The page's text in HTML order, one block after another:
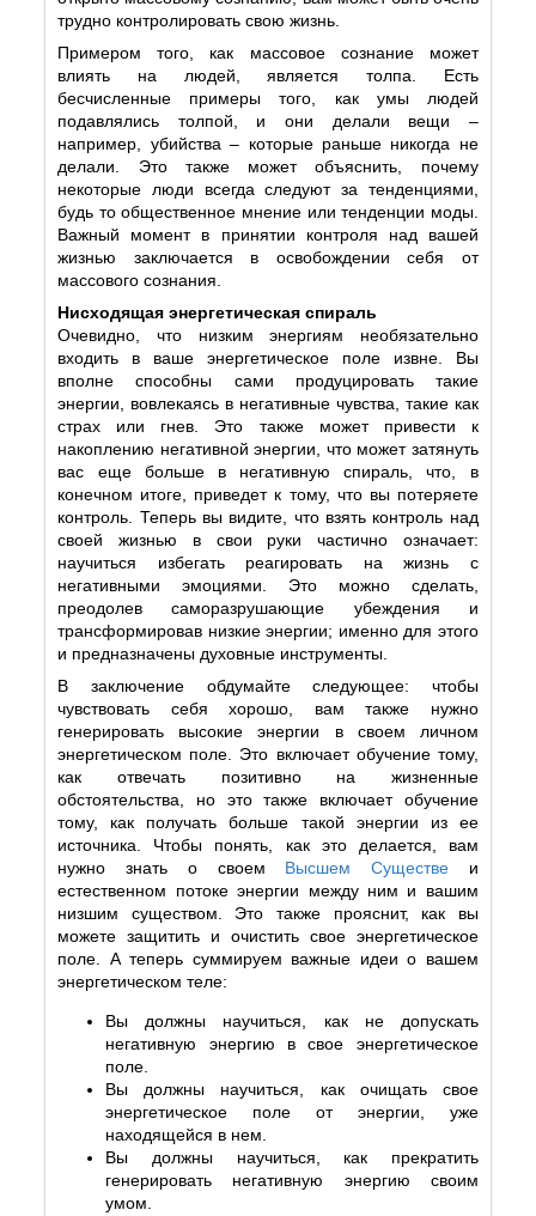
трудно контролировать свою жизнь.
Примером того, как массовое сознание может
влиять на людей, является толпа. Есть
бесчисленные примеры того, как умы людей
подавлялись толпой, и они делали вещи –
например, убийства – которые раньше никогда не
делали. Это также может объяснить, почему
некоторые люди всегда следуют за тенденциями,
будь то общественное мнение или тенденции моды.
Важный момент в принятии контроля над вашей
жизнью заключается в освобождении себя от
массового сознания.
Нисходящая энергетическая спираль
Очевидно, что низким энергиям необязательно
входить в ваше энергетическое поле извне. Вы
вполне способны сами продуцировать такие
энергии, вовлекаясь в негативные чувства, такие как
страх или гнев. Это также может привести к
накоплению негативной энергии, что может затянуть
вас еще больше в негативную спираль, что, в
конечном итоге, приведет к тому, что вы потеряете
контроль. Теперь вы видите, что взять контроль над
своей жизнью в свои руки частично означает:
научиться избегать реагировать на жизнь с
негативными эмоциями. Это можно сделать,
преодолев саморазрушающие убеждения и
трансформировав низкие энергии; именно для этого
и предназначены духовные инструменты.
В заключение обдумайте следующее: чтобы
чувствовать себя хорошо, вам также нужно
генерировать высокие энергии в своем личном
энергетическом поле. Это включает обучение тому,
как отвечать позитивно на жизненные
обстоятельства, но это также включает обучение
тому, как получать больше такой энергии из ее
источника. Чтобы понять, как это делается, вам
нужно знать о своем Высшем Существеи
естественном потоке энергии между ним и вашим
низшим существом. Это также прояснит, как вы
можете защитить и очистить свое энергетическое
поле. А теперь суммируем важные идеи о вашем
энергетическом теле:
Вы должны научиться, как не допускать
негативную энергию в свое энергетическое
поле.
Вы должны научиться, как очищать свое
энергетическое поле от энергии, уже
находящейся в нем.
Вы должны научиться, как прекратить
генерировать негативную энергию своим
умом.